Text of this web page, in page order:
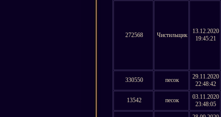
272568 Чистильщик
13.12.2020
19:45:21
330550 песок
29.11.2020
22:48:42
13542 песок
03.11.2020
23:48:05